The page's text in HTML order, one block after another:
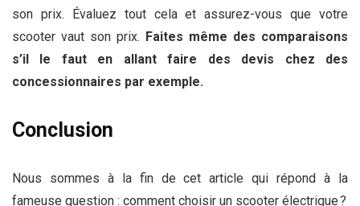
son prix. Évaluez tout cela et assurez-vous que votre
scooter vaut son prix. Faites même des comparaisons
s’il le faut en allant faire des devis chez des
concessionnaires par exemple.
Conclusion
Nous sommes à la fin de cet article qui répond à la
fameuse question : comment choisir un scooter électrique ?